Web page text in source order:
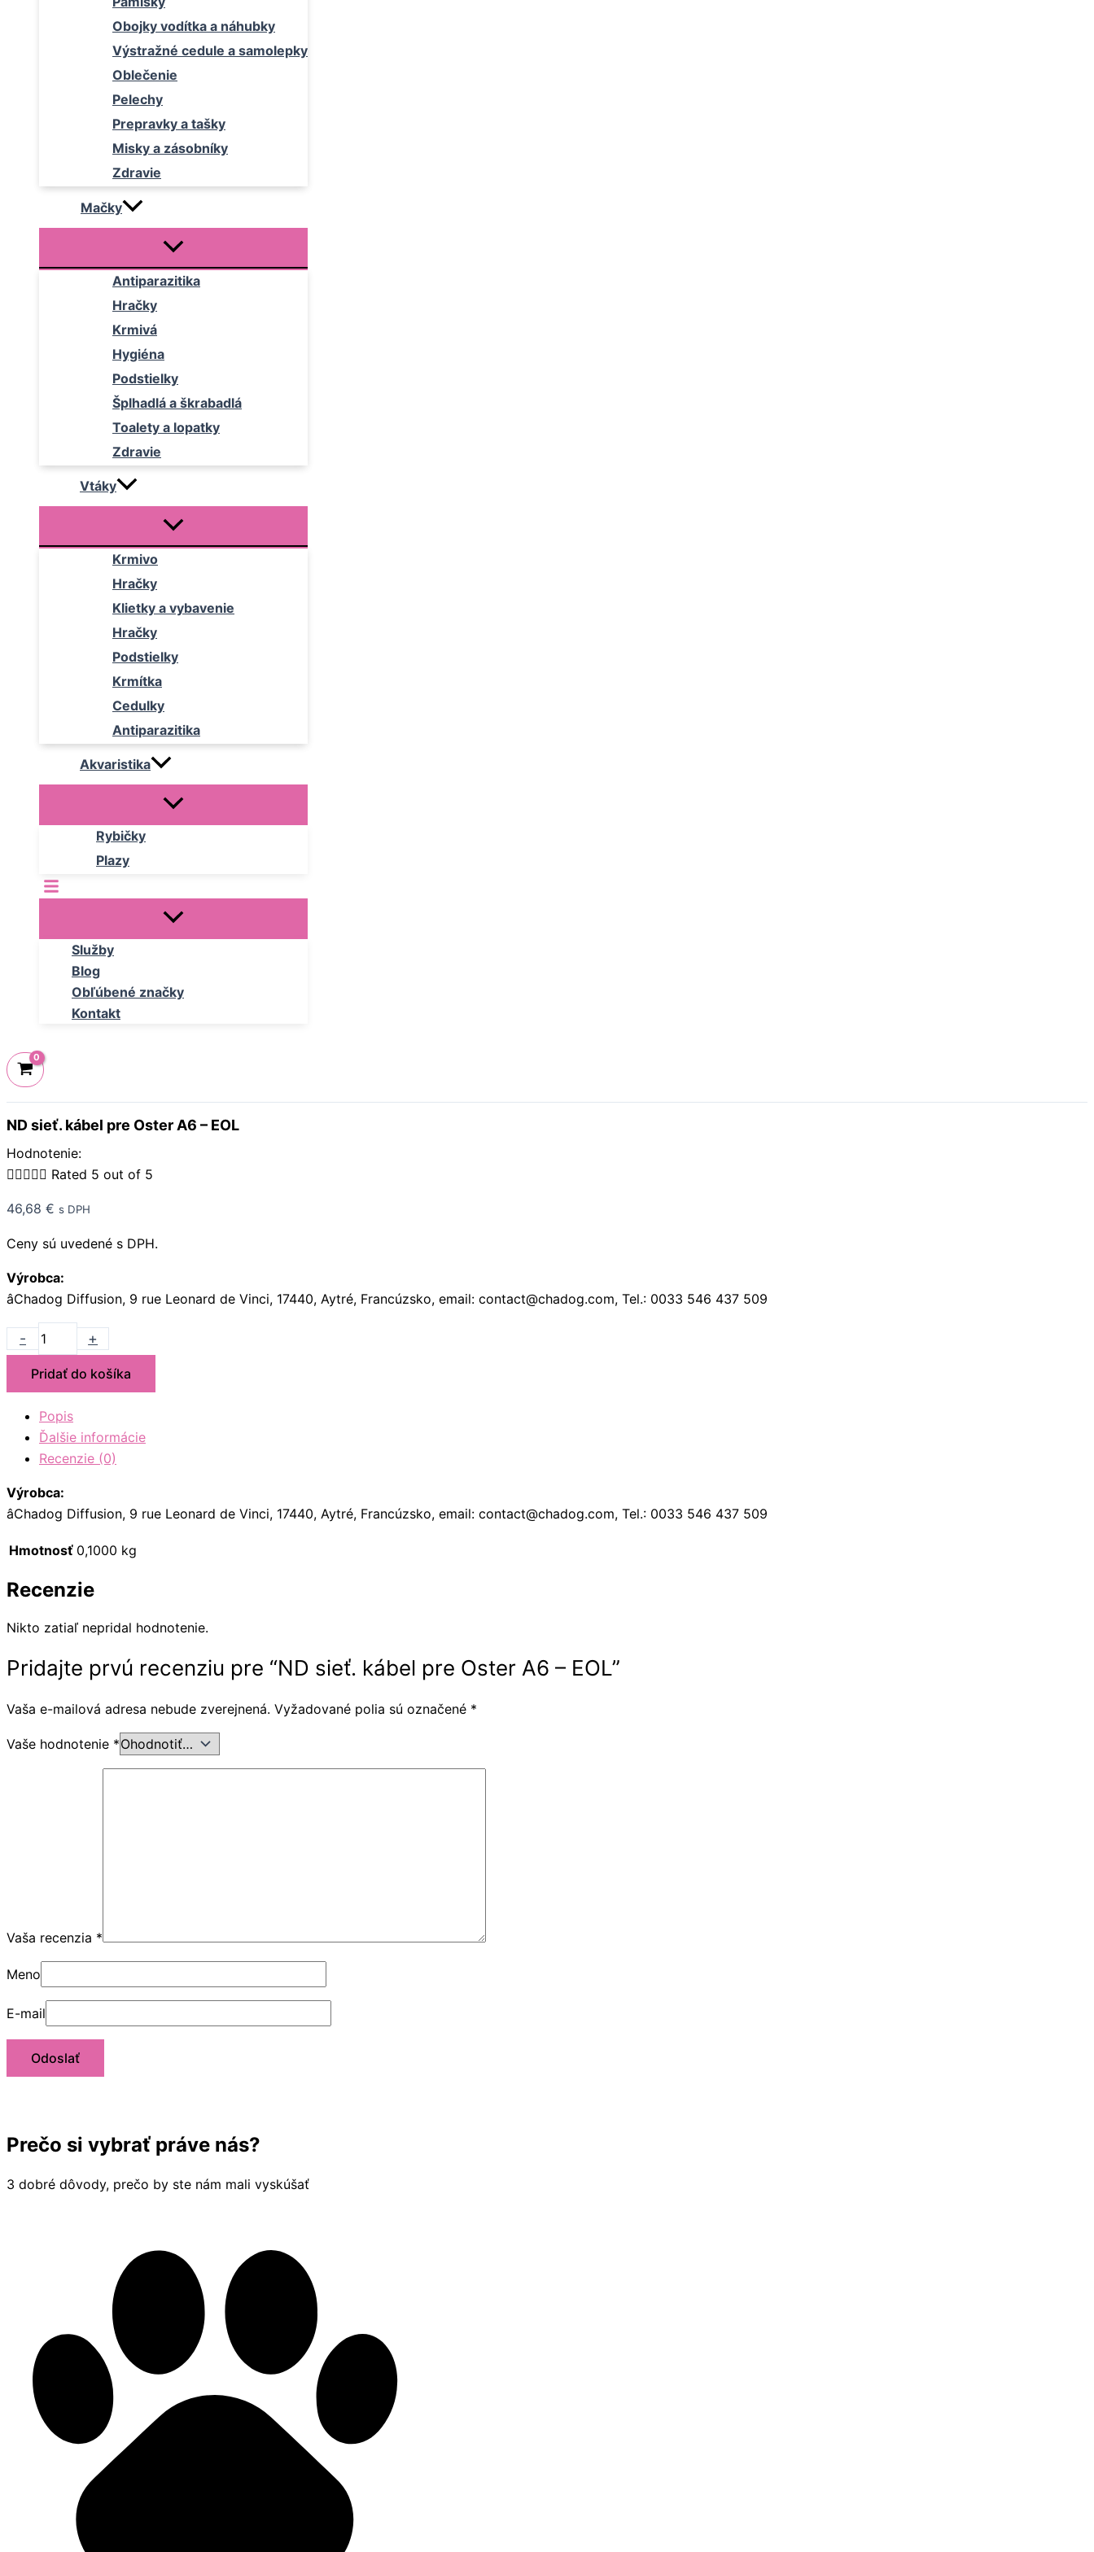
Obojky vodítka a náhubky
Výstražné cedule a samolepky
Oblečenie
Pelechy
Prepravky a tašky
Misky a zásobníky
Zdravie
Mačky
Antiparazitika
Hračky
Krmivá
Hygiéna
Podstielky
Šplhadlá a škrabadlá
Toalety a lopatky
Zdravie
Vtáky
Krmivo
Hračky
Klietky a vybavenie
Hračky
Podstielky
Krmítka
Cedulky
Antiparazitika
Akvaristika
Rybičky
Plazy
Služby
Blog
Obľúbené značky
Kontakt
ND sieť. kábel pre Oster A6 – EOL
Hodnotenie:
 Rated 5 out of 5
46,68 € s DPH
Ceny sú uvedené s DPH.
Výrobca:
âChadog Diffusion, 9 rue Leonard de Vinci, 17440, Aytré, Francúzsko, email: contact@chadog.com, Tel.: 0033 546 437 509
- +
Pridať do košíka
Popis
Ďalšie informácie
Recenzie (0)
Výrobca:
âChadog Diffusion, 9 rue Leonard de Vinci, 17440, Aytré, Francúzsko, email: contact@chadog.com, Tel.: 0033 546 437 509
Hmotnosť 0,1000 kg
Recenzie
Nikto zatiaľ nepridal hodnotenie.
Pridajte prvú recenziu pre “ND sieť. kábel pre Oster A6 – EOL”
Vaša e-mailová adresa nebude zverejnená. Vyžadované polia sú označené *
Vaše hodnotenie *
Vaša recenzia *
Meno
E-mail
Prečo si vybrať práve nás?
3 dobré dôvody, prečo by ste nám mali vyskúšať